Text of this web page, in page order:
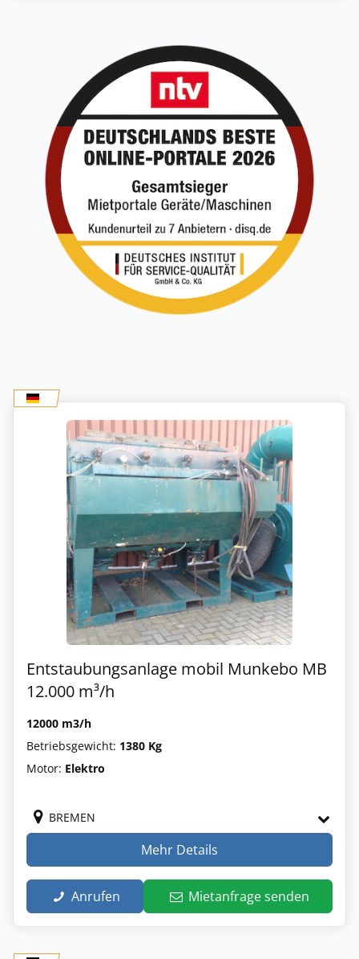
Entstaubungsanlage mobil Munkebo MB
12.000 m³/h
12000 m3/h
Betriebsgewicht: 1380 Kg
Motor: Elektro
BREMEN
Mehr Details
Anrufen Mietanfrage senden